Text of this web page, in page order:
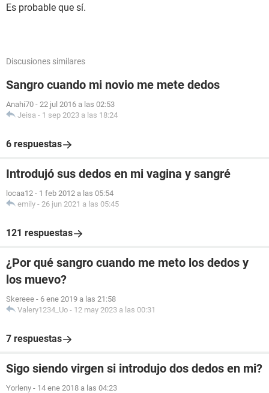
Es probable que sí.
Discusiones similares
Sangro cuando mi novio me mete dedos
Anahi70 - 22 jul 2016 a las 02:53
Jeisa - 1 sep 2023 a las 18:24
6 respuestas
Introdujó sus dedos en mi vagina y sangré
locaa12 - 1 feb 2012 a las 05:54
emily - 26 jun 2021 a las 05:45
121 respuestas
¿Por qué sangro cuando me meto los dedos y
los muevo?
Skereee - 6 ene 2019 a las 21:58
Valery1234_Uo - 12 may 2023 a las 00:31
7 respuestas
Sigo siendo virgen si introdujo dos dedos en mi?
Yorleny - 14 ene 2018 a las 04:23